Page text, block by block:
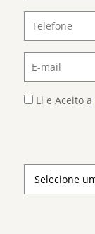
Li e Aceito a